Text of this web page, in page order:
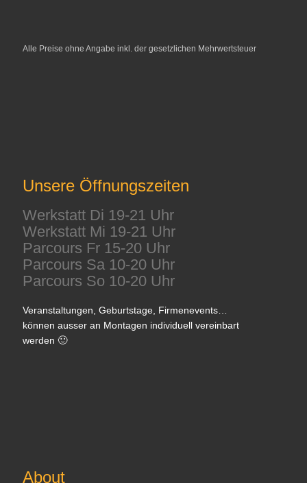
Alle Preise ohne Angabe inkl. der gesetzlichen Mehrwertsteuer
Unsere Öffnungszeiten
Werkstatt Di 19-21 Uhr
Werkstatt Mi 19-21 Uhr
Parcours Fr 15-20 Uhr
Parcours Sa 10-20 Uhr
Parcours So 10-20 Uhr
Veranstaltungen, Geburtstage, Firmenevents…
können ausser an Montagen individuell vereinbart
werden 🙂
About